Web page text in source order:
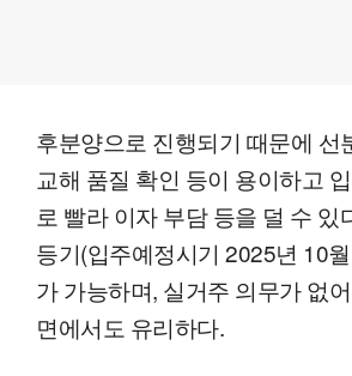
후분양으로 진행되기 때문에 선
교해 품질 확인 등이 용이하고
로 빨라 이자 부담 등을 덜 수 있
등기(입주예정시기 2025년 10
가 가능하며, 실거주 의무가 없
면에서도 유리하다.